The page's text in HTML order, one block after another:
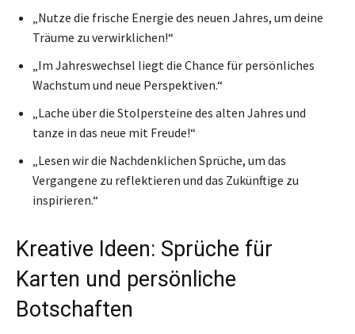
„Nutze die frische Energie des neuen Jahres, um deine
Träume zu verwirklichen!“
„Im Jahreswechsel liegt die Chance für persönliches
Wachstum und neue Perspektiven.“
„Lache über die Stolpersteine des alten Jahres und
tanze in das neue mit Freude!“
„Lesen wir die Nachdenklichen Sprüche, um das
Vergangene zu reflektieren und das Zukünftige zu
inspirieren.“
Kreative Ideen: Sprüche für
Karten und persönliche
Botschaften